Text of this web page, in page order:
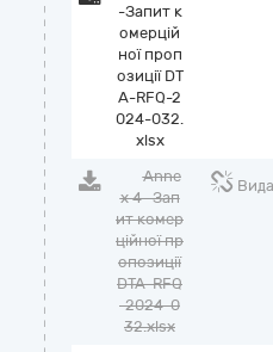
-Запит к
омерцій
ної проп
озиції DT
A-RFQ-2
024-032.
xlsx
Anne
x 4 -Зап
ит комер
ційної пр
опозиції
DTA-RFQ
-2024-0
32.xlsx